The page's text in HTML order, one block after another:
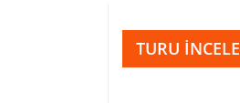
TURU İNCELE